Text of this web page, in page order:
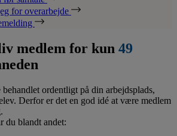
for overarbejde
medlem for kun 49
ordentligt på din arbejdsplads,
Derfor er det en god idé at være medlem
du blandt andet: